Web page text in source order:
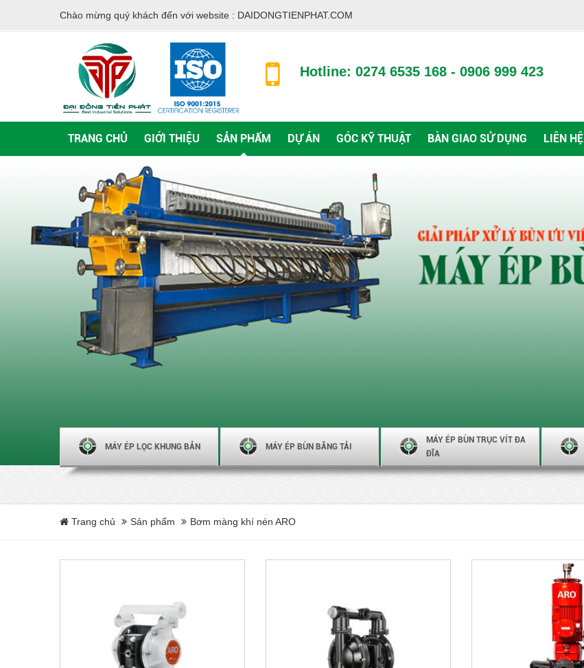
Chào mừng quý khách đến với website : DAIDONGTIENPHAT.COM
Hotline: 0274 6535 168 - 0906 999 423
TRANG CHỦ GIỚI THIỆU SẢN PHẨM DỰ ÁN GÓC KỸ THUẬT BÀN GIAO SỬ DỤNG LIÊN HỆ
MÁY ÉP LỌC KHUNG BẢN MÁY ÉP BÙN BĂNG TẢI
MÁY ÉP BÙN TRỤC VÍT ĐA
ĐĨA
Trang chủ Sản phẩm Bơm màng khí nén ARO